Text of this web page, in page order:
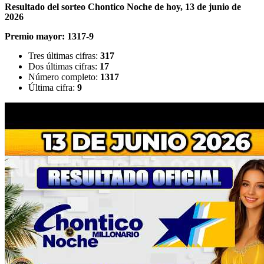
Resultado del sorteo Chontico Noche de hoy, 13 de junio de
2026
Premio mayor: 1317-9
Tres últimas cifras: 317
Dos últimas cifras: 17
Número completo: 1317
Última cifra: 9